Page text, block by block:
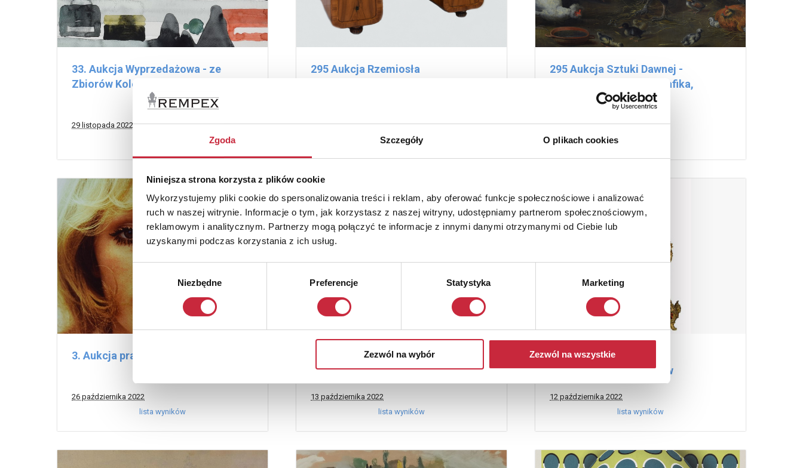
Zgoda Szczegóły O plikach cookies
Niniejsza strona korzysta z plików cookie
Wykorzystujemy pliki cookie do spersonalizowania treści i reklam, aby oferować funkcje społecznościowe i analizować
ruch w naszej witrynie. Informacje o tym, jak korzystasz z naszej witryny, udostępniamy partnerom społecznościowym,
reklamowym i analitycznym. Partnerzy mogą połączyć te informacje z innymi danymi otrzymanymi od Ciebie lub
uzyskanymi podczas korzystania z ich usług.
Niezbędne Preferencje Statystyka Marketing
Zezwól na wybór Zezwól na wszystkie
33. Aukcja Wyprzedażowa - ze
Zbiorów Kolekcjonera
29 listopada 2022
295 Aukcja Rzemiosła
16 listopada 2022
lista wyników
295 Aukcja Sztuki Dawnej -
Malarstwo, Rysunek, Grafika,
16 listopada 2022
lista wyników
3. Aukcja prac na papierze
26 października 2022
lista wyników
107. Aukcja Sztuki Współczesnej
13 października 2022
lista wyników
294 Aukcja Rzemiosła
Artystycznego i Antyków
12 października 2022
lista wyników